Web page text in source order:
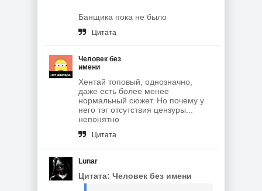
Банщика пока не было
Цитата
Человек без
имени
Хентай топовый, однозначно,
даже есть более менее
нормальный сюжет. Но почему у
него тэг отсутствия цензуры...
непонятно
Цитата
Lunar
Цитата: Человек без имени